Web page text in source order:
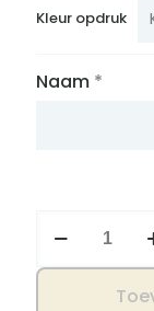
Kleur opdruk
Naam *
beertje